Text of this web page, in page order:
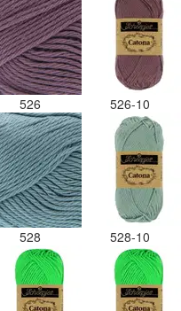
526 526-10
528 528-10